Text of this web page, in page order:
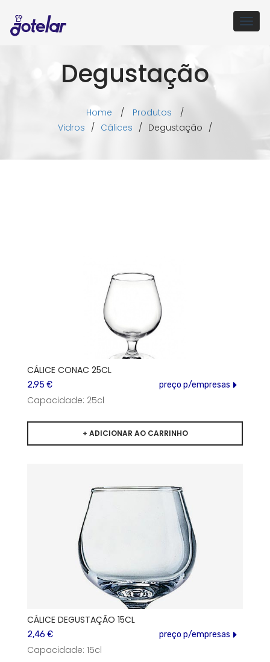
Degustação
Home / Produtos
/
Vidros / Cálices / Degustação /
CÁLICE CONAC 25CL
2,95 € preço p/empresas
Capacidade: 25cl
CÁLICE DEGUSTAÇÃO 15CL
2,46 € preço p/empresas
Capacidade: 15cl